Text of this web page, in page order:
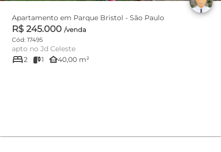
Apartamento em Parque Bristol - São Paulo
R$ 245.000 /venda
Cód: 17495
apto no Jd Celeste
bed2 1 other_houses40,00 m²